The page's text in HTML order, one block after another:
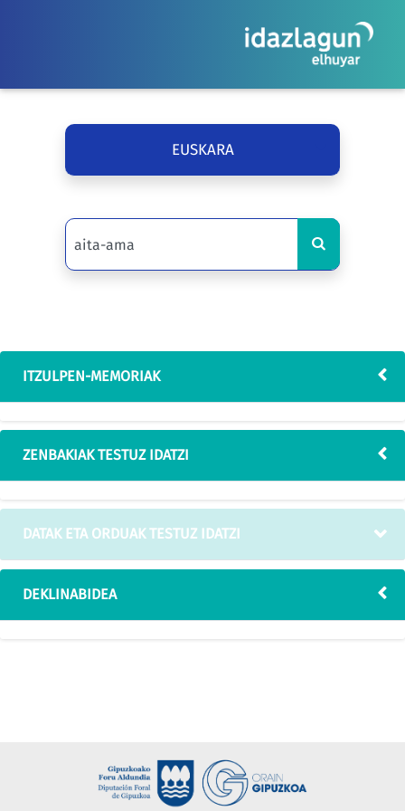
EUSKARA
ITZULPEN-MEMORIAK
ZENBAKIAK TESTUZ IDATZI
DATAK ETA ORDUAK TESTUZ IDATZI
DEKLINABIDEA